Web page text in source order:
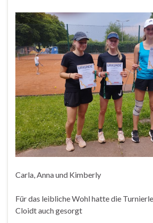
Carla, Anna und Kimberly
Für das leibliche Wohl hatte die
Cloidt auch gesorgt